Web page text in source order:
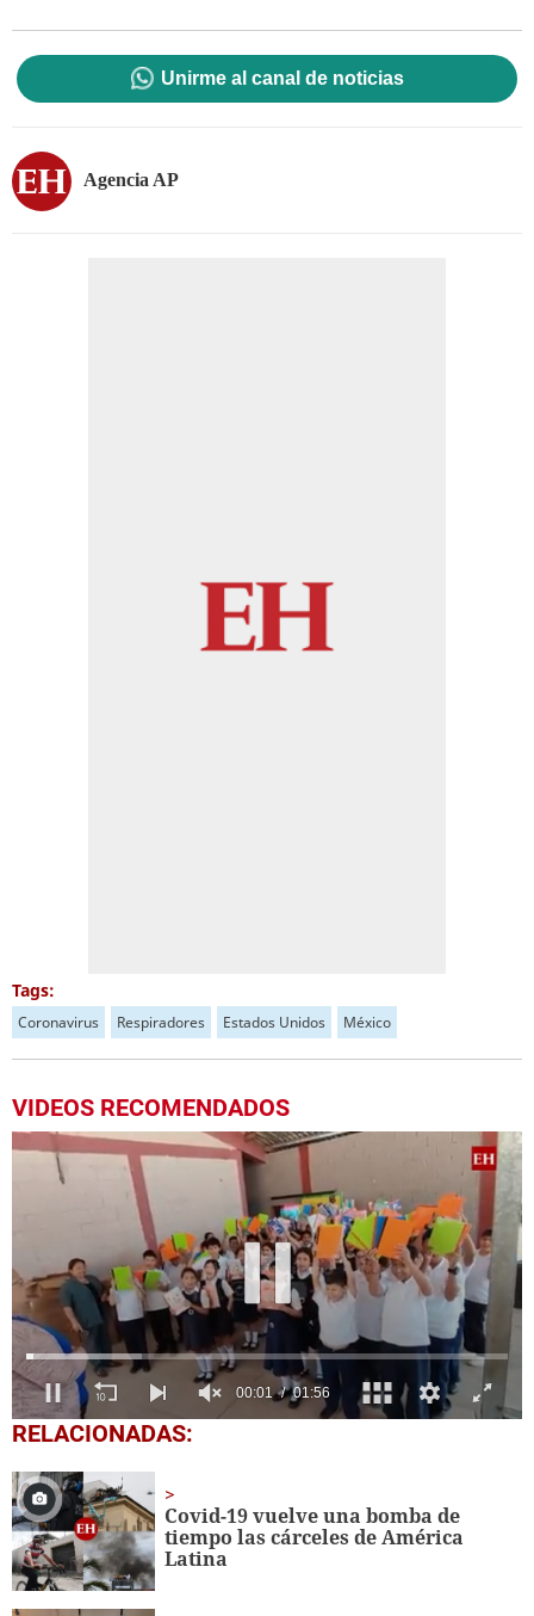
Unirme al canal de noticias
Agencia AP
Tags:
Coronavirus Respiradores Estados Unidos México
VIDEOS RECOMENDADOS
0
seconds
1
minute,
56
seconds
RELACIONADAS:
Covid-19 vuelve una bomba de
tiempo las cárceles de América
Latina